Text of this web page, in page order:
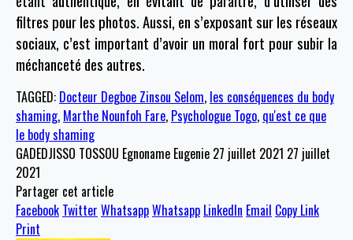
filtres pour les photos. Aussi, en s’exposant sur les réseaux
sociaux, c’est important d’avoir un moral fort pour subir la
méchanceté des autres.
TAGGED: Docteur Degboe Zinsou Selom, les conséquences du body
shaming, Marthe Nounfoh Fare, Psychologue Togo, qu'est ce que
le body shaming
GADEDJISSO TOSSOU Egnoname Eugenie 27 juillet 2021 27 juillet
2021
Partager cet article
Facebook Twitter WhatsappWhatsapp LinkedIn Email Copy Link
Print